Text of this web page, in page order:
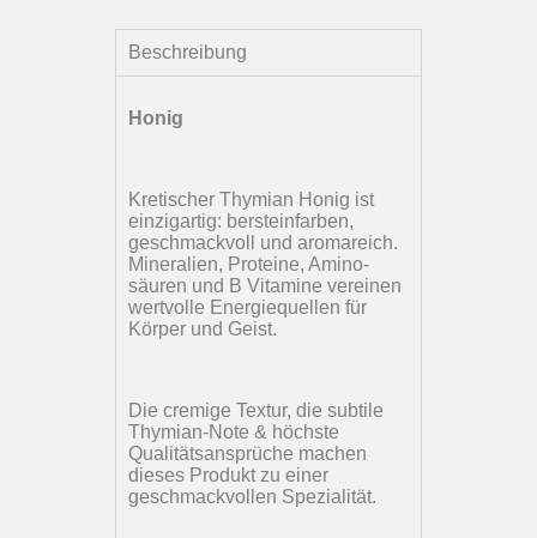
Beschreibung
Honig
Kretischer Thymian Honig ist
einzigartig: bersteinfarben,
geschmackvoll und aromareich.
Mineralien, Proteine, Amino-
säuren und B Vitamine vereinen
wertvolle Energiequellen für
Körper und Geist.
Die cremige Textur, die subtile
Thymian-Note & höchste
Qualitätsansprüche machen
dieses Produkt zu einer
geschmackvollen Spezialität.